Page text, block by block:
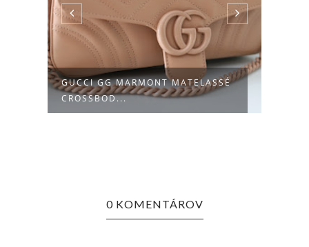
GUCCI GG MARMONT MATELASSÉ
CROSSBOD...
0 KOMENTÁROV